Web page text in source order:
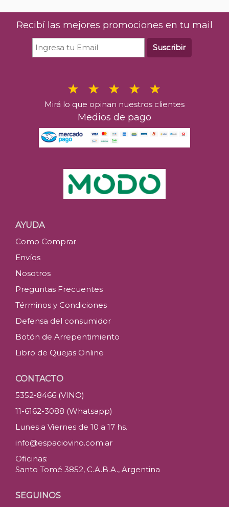
Recibí las mejores promociones en tu mail
Suscribir
Mirá lo que opinan nuestros clientes
Medios de pago
AYUDA
Como Comprar
Envíos
Nosotros
Preguntas Frecuentes
Términos y Condiciones
Defensa del consumidor
Botón de Arrepentimiento
Libro de Quejas Online
CONTACTO
5352-8466 (VINO)
11-6162-3088 (Whatsapp)
Lunes a Viernes de 10 a 17 hs.
info@espaciovino.com.ar
Oficinas:
Santo Tomé 3852, C.A.B.A., Argentina
SEGUINOS